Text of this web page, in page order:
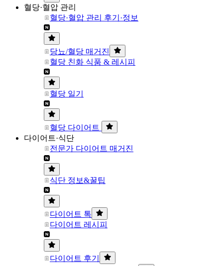
혈당·혈압 관리
혈당·혈압 관리 후기·정보
당뇨/혈당 매거진
혈당 친화 식품 & 레시피
혈당 일기
혈당 다이어트
다이어트·식단
전문가 다이어트 매거진
식단 정보&꿀팁
다이어트 톡
다이어트 레시피
다이어트 후기